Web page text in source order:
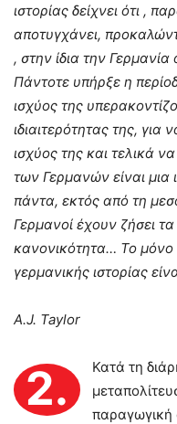
ιστορίας δείχνει ότι ,
αποτυγχάνει,
, στην ίδια την
Πάντοτε υπήρξε η
ισχύος της
ιδιαιτερότητας της,
ισχύος της και τελικά
των Γερμανών είναι μια
πάντα, εκτός από τη
Γερμανοί έχουν ζήσει
κανονικότητα… Το μόνο
γερμανικής ιστορίας
A.J. Taylor
2.
Κατά τη